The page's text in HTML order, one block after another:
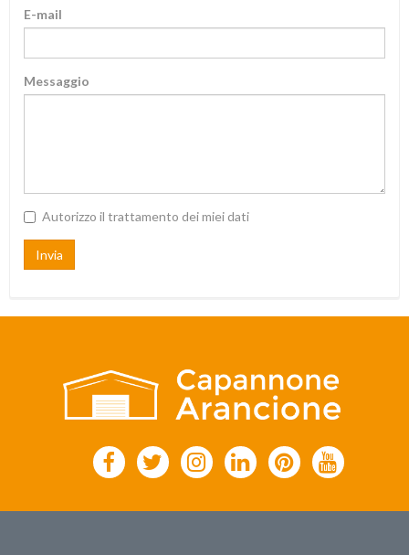
E-mail
Messaggio
Autorizzo il trattamento dei miei dati
Invia